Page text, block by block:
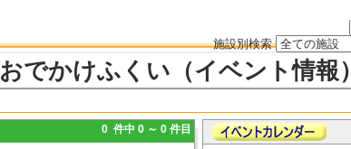
施設別検索
おでかけふくい（イベント情報）
0 件中 0 ～ 0 件目